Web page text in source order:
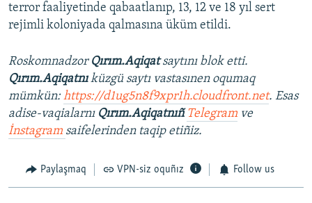
terror faaliyetinde qabaatlanıp, 13, 12 ve 18 yıl sert
rejimli koloniyada qalmasına üküm etildi.
Roskomnadzor Qırım.Aqiqatsaytını blok etti.
Qırım.Aqiqatnıküzgü saytı vastasınen oqumaq
mümkün:https://d1ug5n8f9xpr1h.cloudfront.net. Esas
adise-vaqialarnı Qırım.Aqiqatnıñ Telegram ve
İnstagram saifelerinden taqip etiñiz.
Paylaşmaq VPN-siz oquñız Follow us